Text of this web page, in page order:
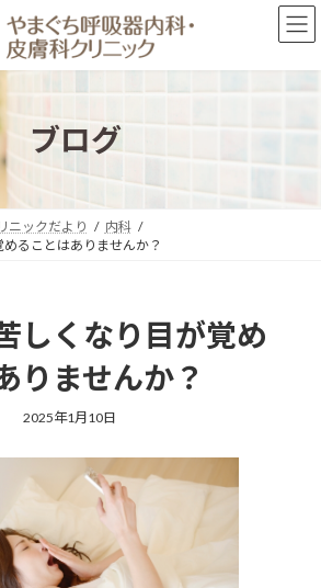
ブログ
ニックだより
内科
ることはありませんか？
しくなり目が覚め
りませんか？
最
更
:
2025年1月10日